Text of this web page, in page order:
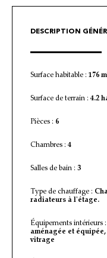
DESCRIPTION
Surface habitable : 176
Surface de terrain : 4.2
Pièces : 6
Chambres : 4
Salles de bain : 3
Type de chauffage :
radiateurs à l'étage.
Équipements intérieurs :
aménagée et
vitrage